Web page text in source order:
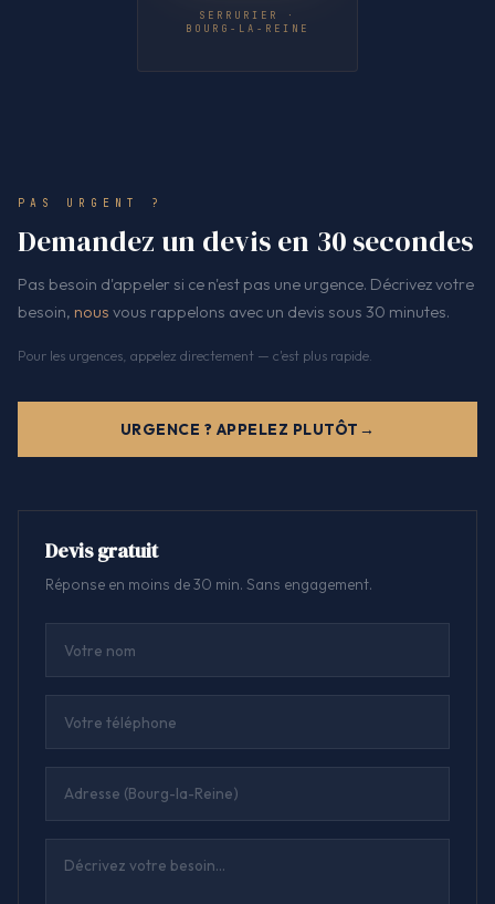
SERRURIER ·
BOURG-LA-REINE
PAS URGENT ?
Demandez un devis en 30 secondes
Pas besoin d'appeler si ce n'est pas une urgence. Décrivez votre
besoin, nous vous rappelons avec un devis sous 30 minutes.
Pour les urgences, appelez directement — c'est plus rapide.
URGENCE ? APPELEZ PLUTÔT
Devis gratuit
Réponse en moins de 30 min. Sans engagement.